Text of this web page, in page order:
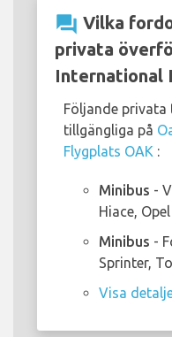
question_answer Vilka
privata
International
Följande
tillgängliga på
Flygplats OAK :
Minibus -
Hiace,
Minibus -
Sprinter,
Visa